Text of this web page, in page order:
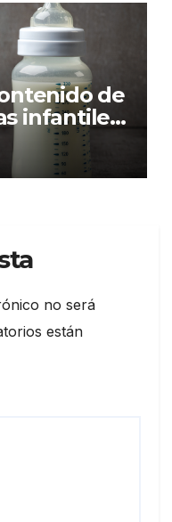
de
infantiles
salud de
no será
están